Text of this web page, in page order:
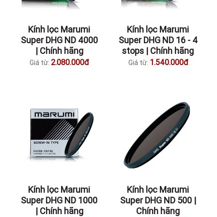
Kính lọc Marumi
Super DHG ND 4000
| Chính hãng
Giá từ: 2.080.000đ
Kính lọc Marumi
Super DHG ND 16 - 4
stops | Chính hãng
Giá từ: 1.540.000đ
Kính lọc Marumi
Super DHG ND 1000
| Chính hãng
Kính lọc Marumi
Super DHG ND 500 |
Chính hãng